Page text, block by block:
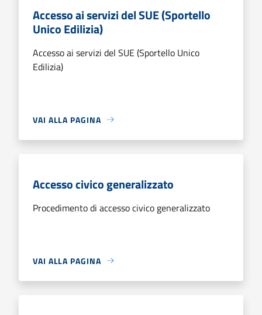
Accesso ai servizi del SUE (Sportello
Unico Edilizia)
Accesso ai servizi del SUE (Sportello Unico
Edilizia)
VAI ALLA PAGINA
Accesso civico generalizzato
Procedimento di accesso civico generalizzato
VAI ALLA PAGINA